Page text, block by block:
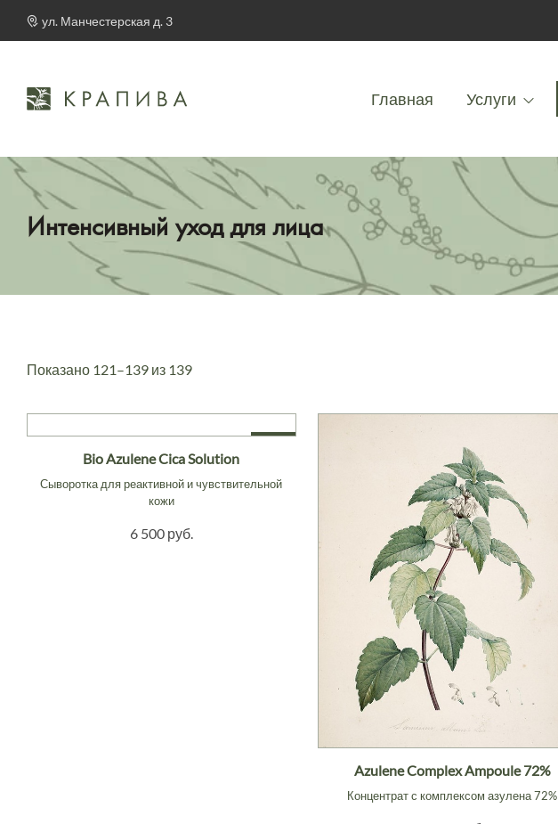
ул. Манчестерская д. 3
Главная Услуги
Интенсивный уход для лица
Показано 121–139 из 139
Bio Azulene Cica Solution
Сыворотка для реактивной и чувствительной
кожи
6 500 руб.
Azulene Complex Ampoule 72%
Концентрат с комплексом азулена 72%